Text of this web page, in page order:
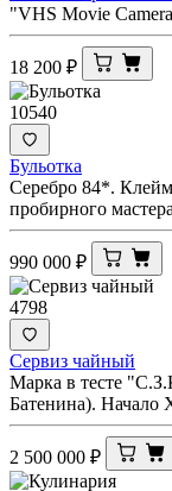
"VHS Movie
18 200 ₽
10540
Бульотка
Серебро 84*.
пробирного
990 000 ₽
4798
Сервиз чайный
Марка в тесте
Батенина). Начало
2 500 000 ₽